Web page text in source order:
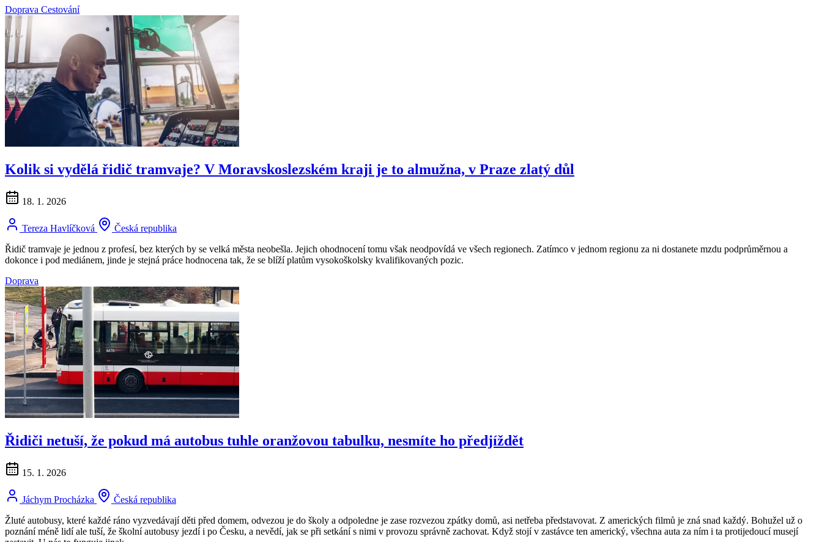
Doprava Cestování
Kolik si vydělá řidič tramvaje? V Moravskoslezském kraji je to almužna, v Praze zlatý důl
18. 1. 2026
Tereza Havlíčková
Česká republika
Řidič tramvaje je jednou z profesí, bez kterých by se velká města neobešla. Jejich ohodnocení tomu však neodpovídá ve všech regionech. Zatímco v jednom regionu za ni dostanete mzdu podprůměrnou a
dokonce i pod mediánem, jinde je stejná práce hodnocena tak, že se blíží platům vysokoškolsky kvalifikovaných pozic.
Doprava
Řidiči netuší, že pokud má autobus tuhle oranžovou tabulku, nesmíte ho předjíždět
15. 1. 2026
Jáchym Procházka
Česká republika
Žluté autobusy, které každé ráno vyzvedávají děti před domem, odvezou je do školy a odpoledne je zase rozvezou zpátky domů, asi netřeba představovat. Z amerických filmů je zná snad každý. Bohužel už o
poznání méně lidí ale tuší, že školní autobusy jezdí i po Česku, a nevědí, jak se při setkání s nimi v provozu správně zachovat. Když stojí v zastávce ten americký, všechna auta za ním i ta protijedoucí musejí